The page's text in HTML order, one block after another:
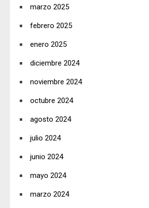
marzo 2025
febrero 2025
enero 2025
diciembre 2024
noviembre 2024
octubre 2024
agosto 2024
julio 2024
junio 2024
mayo 2024
marzo 2024